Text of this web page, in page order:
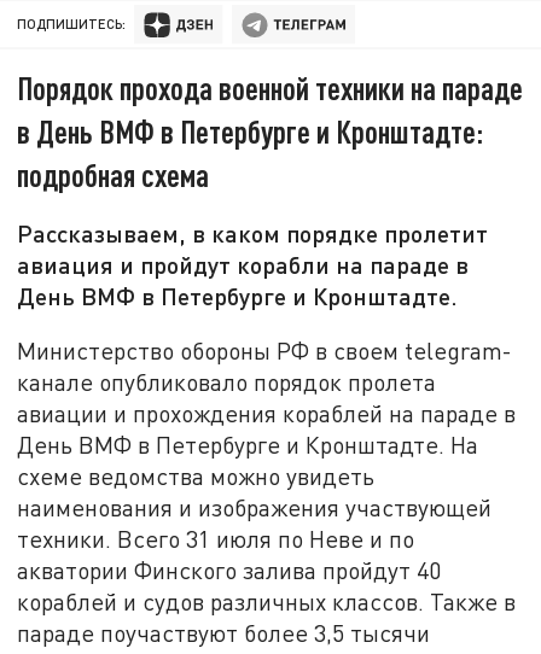
ПОДПИШИТЕСЬ:
Порядок прохода военной техники на параде
в День ВМФ в Петербурге и Кронштадте:
подробная схема
Рассказываем, в каком порядке пролетит
авиация и пройдут корабли на параде в
День ВМФ в Петербурге и Кронштадте.
Министерство обороны РФ в своем telegram-
канале опубликовало порядок пролета
авиации и прохождения кораблей на параде в
День ВМФ в Петербурге и Кронштадте. На
схеме ведомства можно увидеть
наименования и изображения участвующей
техники. Всего 31 июля по Неве и по
акватории Финского залива пройдут 40
кораблей и судов различных классов. Также в
параде поучаствуют более 3,5 тысячи